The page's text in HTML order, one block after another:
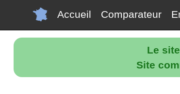
Le
Site
Accueil Comparateur